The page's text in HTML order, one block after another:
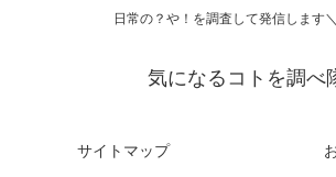
日常の？や！を調査して発信します
気になるコトを調べ
サイトマップ